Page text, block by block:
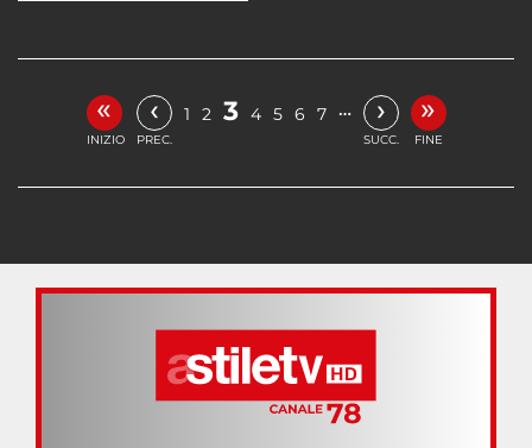
«
INIZIO
‹
PREC.
1 2 3 4 5 6 7 … ›
SUCC.
»
FINE